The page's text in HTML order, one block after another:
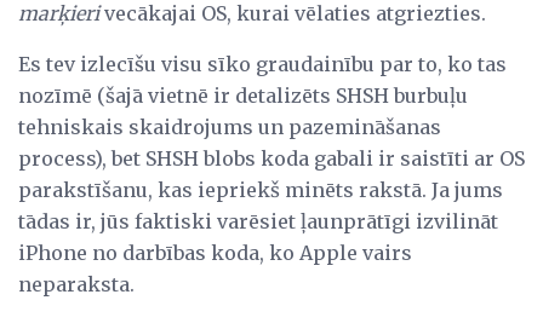
marķierivecākajai OS, kurai vēlaties atgriezties.
Es tev izlecīšu visu sīko graudainību par to, ko tas
nozīmē (šajā vietnē ir detalizēts SHSH burbuļu
tehniskais skaidrojums un pazemināšanas
process), bet SHSH blobs koda gabali ir saistīti ar OS
parakstīšanu, kas iepriekš minēts rakstā. Ja jums
tādas ir, jūs faktiski varēsiet ļaunprātīgi izvilināt
iPhone no darbības koda, ko Apple vairs
neparaksta.